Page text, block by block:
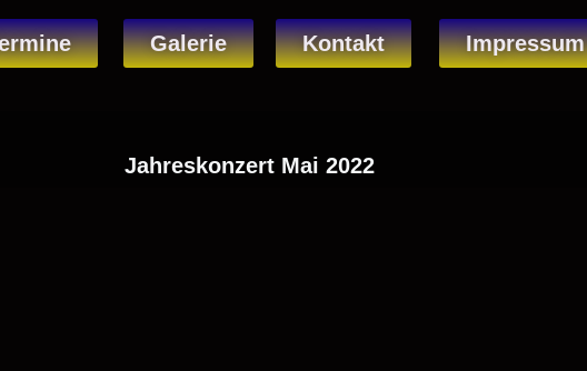
Galerie Kontakt Impressum
Jahreskonzert Mai 2022